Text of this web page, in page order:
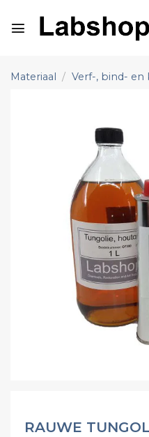
naar
Materiaal / Verf-, bind- en
RAUWE